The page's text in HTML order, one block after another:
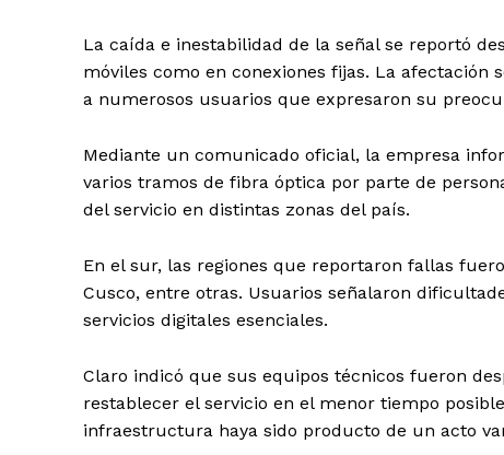
La caída e inestabilidad de la señal se reportó
móviles como en conexiones fijas. La afectación
a numerosos usuarios que expresaron su
Mediante un comunicado oficial, la empresa
varios tramos de fibra óptica por parte de
del servicio en distintas zonas del país.
En el sur, las regiones que reportaron fallas
Cusco, entre otras. Usuarios señalaron
servicios digitales esenciales.
Claro indicó que sus equipos técnicos fueron
restablecer el servicio en el menor tiempo
infraestructura haya sido producto de un acto